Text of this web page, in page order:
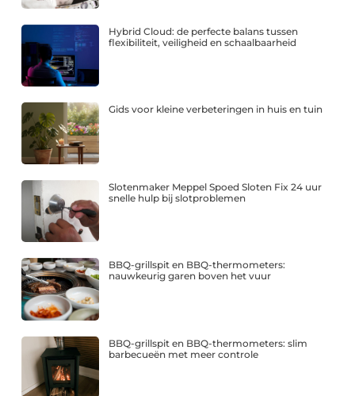
Hybrid Cloud: de perfecte balans tussen
flexibiliteit, veiligheid en schaalbaarheid
Gids voor kleine verbeteringen in huis en tuin
Slotenmaker Meppel Spoed Sloten Fix 24 uur
snelle hulp bij slotproblemen
BBQ-grillspit en BBQ-thermometers:
nauwkeurig garen boven het vuur
BBQ-grillspit en BBQ-thermometers: slim
barbecueën met meer controle